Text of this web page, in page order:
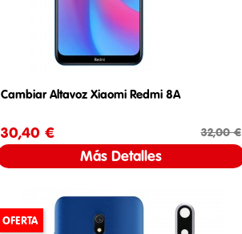
Cambiar Altavoz Xiaomi Redmi 8A
30,40 € Precio base32,00 €
Más Detalles
OFERTA